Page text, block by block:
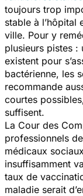
toujours trop
stable à l’hôpital
ville. Pour y
plusieurs pistes :
existent pour
bactérienne, les
recommande
courtes
suffisent.
La Cour des
professionnels
médicaux
insuffisamment
taux de
maladie serait